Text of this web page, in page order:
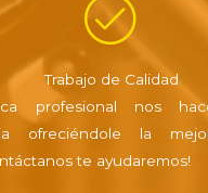
Trabajo de Calidad
profesional nos
ofreciéndole la
te ayudaremos!